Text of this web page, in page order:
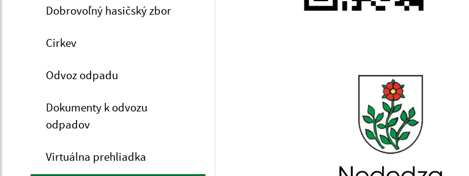
Dobrovoľný hasičský zbor
Cirkev
Odvoz odpadu
Dokumenty k odvozu
odpadov
Virtuálna prehliadka